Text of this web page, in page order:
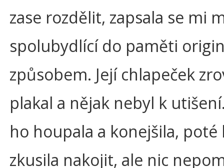
zase rozdělit, zapsala se mi
spolubydlící do paměti
způsobem. Její chlapeček
plakal a nějak nebyl k
ho houpala a konejšila, poté
zkusila nakojit, ale nic